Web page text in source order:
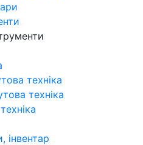
техніка
техніка
інвентар